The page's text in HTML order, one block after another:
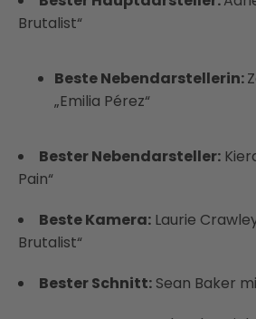
Brutalist“
Beste Nebendarstellerin:
„Emilia Pérez“
Bester Nebendarsteller:
Pain“
Beste Kamera: Laurie
Brutalist“
Bester Schnitt: Sean Baker